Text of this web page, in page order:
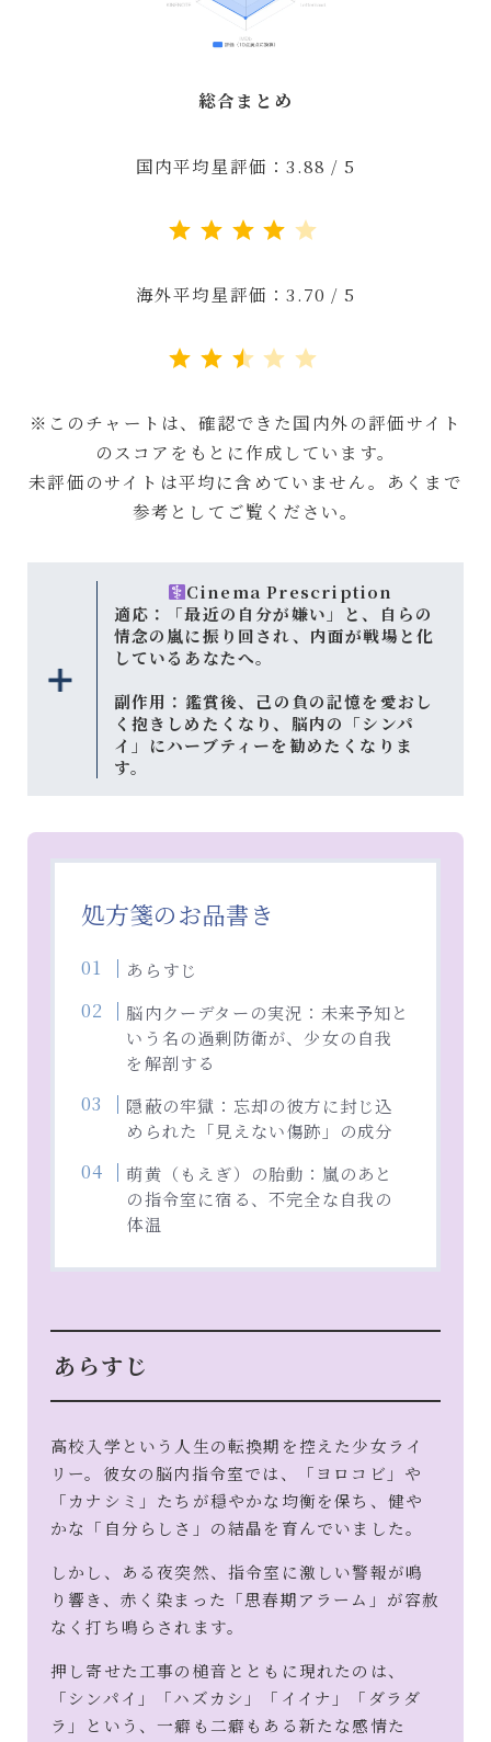
総合まとめ
国内平均星評価：3.88 / 5
海外平均星評価：3.70 / 5
※このチャートは、確認できた国内外の評価サイト
のスコアをもとに作成しています。
未評価のサイトは平均に含めていません。あくまで
参考としてご覧ください。
Cinema Prescription
適応：「最近の自分が嫌い」と、自らの
情念の嵐に振り回され、内面が戦場と化
しているあなたへ。
副作用： 鑑賞後、己の負の記憶を愛おし
く抱きしめたくなり、脳内の「シンパ
イ」にハーブティーを勧めたくなりま
す。
処方箋のお品書き
あらすじ
脳内クーデターの実況：未来予知と
いう名の過剰防衛が、少女の自我
を解剖する
隠蔽の牢獄：忘却の彼方に封じ込
められた「見えない傷跡」の成分
萌黄（もえぎ）の胎動：嵐のあと
の指令室に宿る、不完全な自我の
体温
あらすじ
高校入学という人生の転換期を控えた少女ライ
リー。彼女の脳内指令室では、「ヨロコビ」や
「カナシミ」たちが穏やかな均衡を保ち、健や
かな「自分らしさ」の結晶を育んでいました。
しかし、ある夜突然、指令室に激しい警報が鳴
り響き、赤く染まった「思春期アラーム」が容赦
なく打ち鳴らされます。
押し寄せた工事の槌音とともに現れたのは、
「シンパイ」「ハズカシ」「イイナ」「ダラダ
ラ」という、一癖も二癖もある新たな感情た